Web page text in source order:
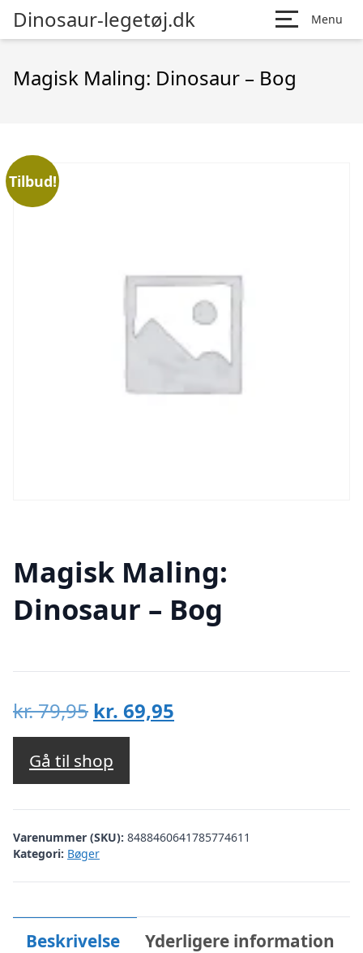
Dinosaur-legetøj.dk Menu
Magisk Maling: Dinosaur – Bog
Tilbud!
Magisk Maling:
Dinosaur – Bog
kr.79,95 Den
oprindelige
pris
var:
kr. 79,95.
kr. 69,95
kr. 69,95.
Gå til shop
Varenummer (SKU): 8488460641785774611
Kategori: Bøger
Beskrivelse Yderligere information